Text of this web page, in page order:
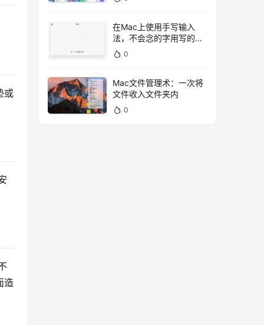
或
造
在Mac上使用手写输入
法，不会念的字用写的就
好！
0
Mac文件管理术：一次将
文件收入文件夹内
0